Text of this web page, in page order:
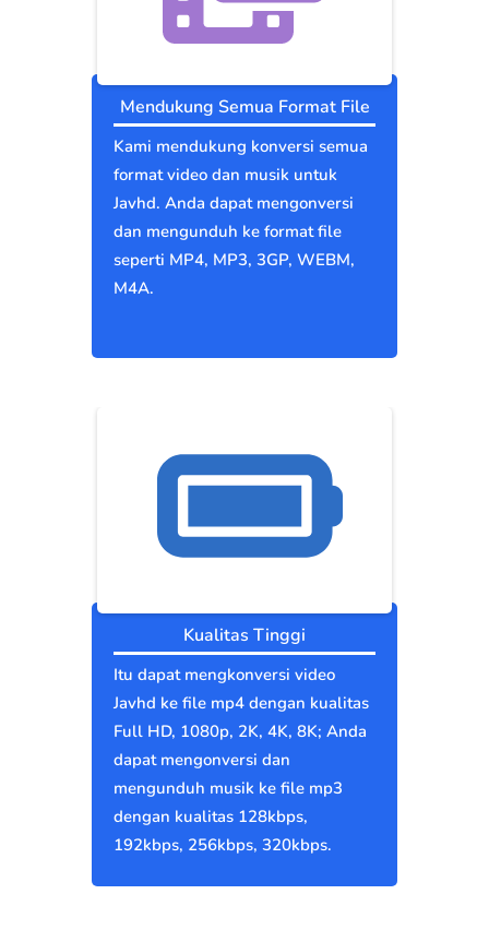
Mendukung Semua Format File
Kami mendukung konversi semua
format video dan musik untuk
Javhd. Anda dapat mengonversi
dan mengunduh ke format file
seperti MP4, MP3, 3GP, WEBM,
M4A.
Kualitas Tinggi
Itu dapat mengkonversi video
Javhd ke file mp4 dengan kualitas
Full HD, 1080p, 2K, 4K, 8K; Anda
dapat mengonversi dan
mengunduh musik ke file mp3
dengan kualitas 128kbps,
192kbps, 256kbps, 320kbps.